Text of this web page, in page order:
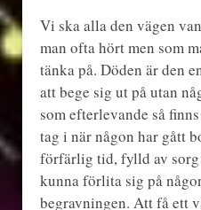
Vi ska alla den vägen
man ofta hört men som
tänka på. Döden är den
att bege sig ut på utan
som efterlevande så
tag i när någon har gått
förfärlig tid, fylld av sorg
kunna förlita sig på
begravningen. Att få ett